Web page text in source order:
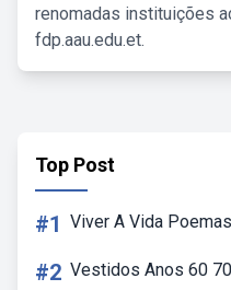
renomadas instituições
fdp.aau.edu.et.
Top Post
#1 Viver A Vida Poemas
#2 Vestidos Anos 60